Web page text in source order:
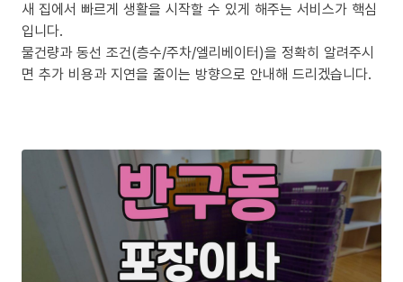
새 집에서 빠르게 생활을 시작할 수 있게 해주는 서비스가 핵심
입니다.
물건량과 동선 조건(층수/주차/엘리베이터)을 정확히 알려주시
면 추가 비용과 지연을 줄이는 방향으로 안내해 드리겠습니다.